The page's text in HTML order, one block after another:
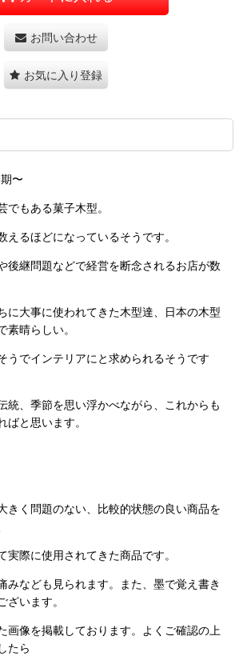
お問い合わせ
お気に入り登録
〜
でもある菓子木型。
えるほどになっているそうです。
後継問題などで経営を断念されるお店が数
に大事に使われてきた木型達、日本の木型
素晴らしい。
うでインテリアにと求められるそうです
統、季節を思い浮かべながら、これからも
ばと思います。
きく問題のない、比較的状態の良い商品を
実際に使用されてきた商品です。
みなども見られます。また、墨で覚え書き
ざいます。
画像を掲載しております。よくご確認の上
たら